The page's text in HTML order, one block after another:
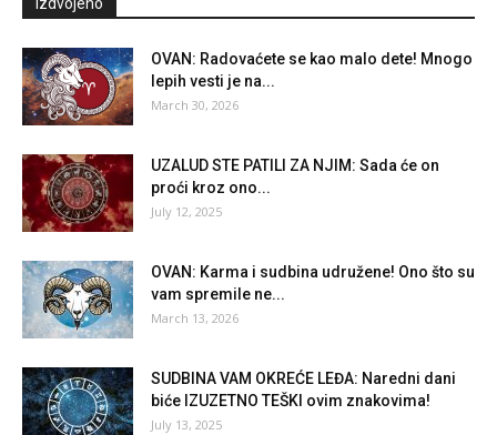
OVAN: Radovaćete se kao malo dete! Mnogo
lepih vesti je na...
March 30, 2026
UZALUD STE PATILI ZA NJIM: Sada će on
proći kroz ono...
July 12, 2025
OVAN: Karma i sudbina udružene! Ono što su
vam spremile ne...
March 13, 2026
SUDBINA VAM OKREĆE LEĐA: Naredni dani
biće IZUZETNO TEŠKI ovim znakovima!
July 13, 2025